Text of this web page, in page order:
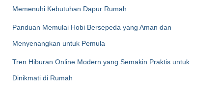
Memenuhi Kebutuhan Dapur Rumah
Panduan Memulai Hobi Bersepeda yang Aman dan
Menyenangkan untuk Pemula
Tren Hiburan Online Modern yang Semakin Praktis untuk
Dinikmati di Rumah